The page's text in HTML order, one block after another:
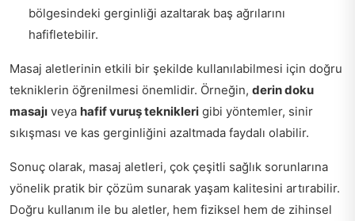
bölgesindeki gerginliği azaltarak baş ağrılarını
hafifletebilir.
Masaj aletlerinin etkili bir şekilde kullanılabilmesi için doğru
tekniklerin öğrenilmesi önemlidir. Örneğin, derin doku
masajı veya hafif vuruş teknikleri gibi yöntemler, sinir
sıkışması ve kas gerginliğini azaltmada faydalı olabilir.
Sonuç olarak, masaj aletleri, çok çeşitli sağlık sorunlarına
yönelik pratik bir çözüm sunarak yaşam kalitesini artırabilir.
Doğru kullanım ile bu aletler, hem fiziksel hem de zihinsel